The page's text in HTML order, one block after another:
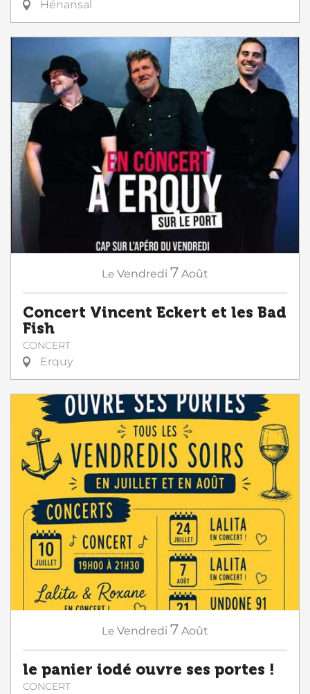
Hénansal
Le Vendredi 7 Août
Concert Vincent Eckert et les Bad
Fish
CONCERT
Erquy
Le Vendredi 7 Août
le panier iodé ouvre ses portes !
CONCERT